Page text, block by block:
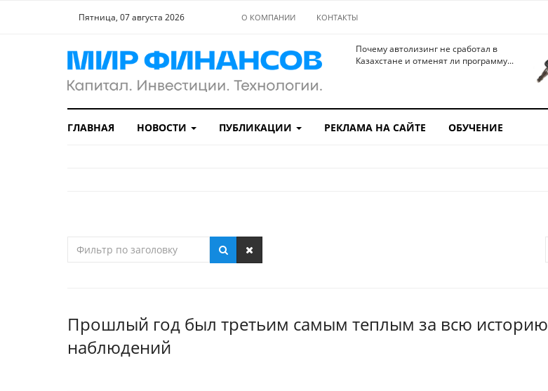
Пятница, 07 августа 2026 О КОМПАНИИ КОНТАКТЫ
Почему автолизинг не сработал в
Казахстане и отменят ли программу...
ГЛАВНАЯ НОВОСТИ ПУБЛИКАЦИИ РЕКЛАМА НА САЙТЕ ОБУЧЕНИЕ
Прошлый год был третьим самым теплым за всю историю
наблюдений